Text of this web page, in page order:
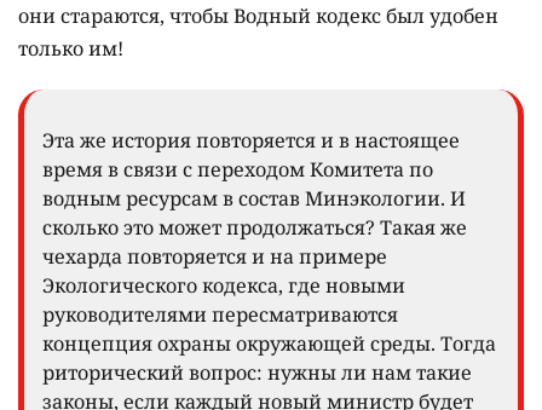
они стараются, чтобы Водный кодекс был удобен
только им!
Эта же история повторяется и в настоящее
время в связи с переходом Комитета по
водным ресурсам в состав Минэкологии. И
сколько это может продолжаться? Такая же
чехарда повторяется и на примере
Экологического кодекса, где новыми
руководителями пересматриваются
концепция охраны окружающей среды. Тогда
риторический вопрос: нужны ли нам такие
законы, если каждый новый министр будет